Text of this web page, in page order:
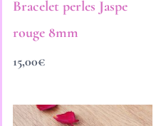
Bracelet perles Jaspe
rouge 8mm
15,00€